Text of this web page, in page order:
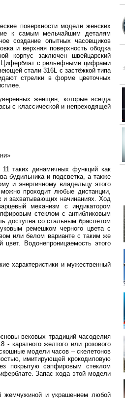
поверхности модели женских
к самым мельчайшим деталям
создание опытных часовщиков
и верхняя поверхность ободка
корпус заключен швейцарский
Циферблат с рельефными цифрами
стали 316L с застёжкой типа
стрелки в форме цветочных
женщин, которые всегда
с классической и непреходящей
таких динамичных функций как
будильника и подсветка, а также
и энергичному владельцу этого
проходит любые дистанции,
и захватывающих начинаниях. Ход
механизм с индикатором
стеклом с антибликовым
доступна со стальным браслетом
ремешком черного цвета с
или белом варианте с таким же
Водонепроницаемость этого
характеристики и мужественный
вековых традиций часоделия
каратного желтого или розового
модели часов – скелетонов
имитирующей крокодиловую
покрытую сапфировым стеклом
Запас хода этой модели
жемчужиной и украшением любой